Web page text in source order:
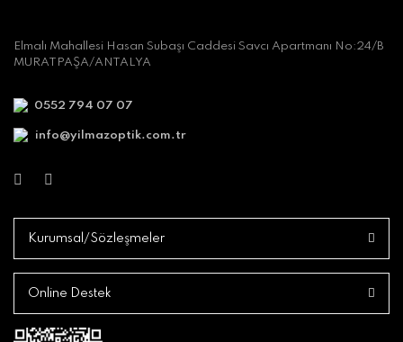
Elmalı Mahallesi Hasan Subaşı Caddesi Savcı Apartmanı No:24/B
MURATPAŞA/ANTALYA
0552 794 07 07
info@yilmazoptik.com.tr
Kurumsal/Sözleşmeler
Online Destek